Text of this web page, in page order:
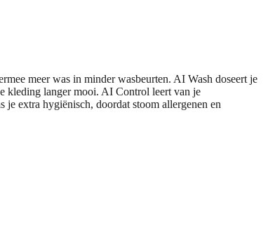
meer was in minder wasbeurten. AI Wash doseert je
kleding langer mooi. AI Control leert van je
je extra hygiënisch, doordat stoom allergenen en